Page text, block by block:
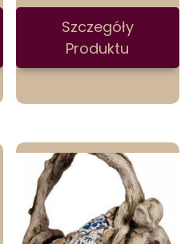
Szczegóły
Produktu